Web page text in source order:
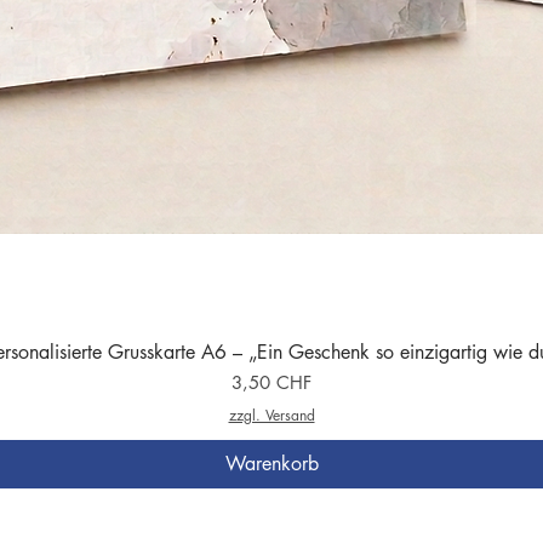
Grusskarte A6 – „Ein Geschenk so einzigartig wie
Preis
3,50 CHF
zzgl. Versand
Warenkorb